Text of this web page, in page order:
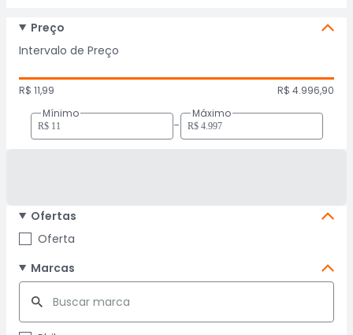
Preço
Intervalo de Preço
R$ 11,99
R$ 4.996,90
Mínimo
-
Máximo
Ofertas
Oferta
Marcas